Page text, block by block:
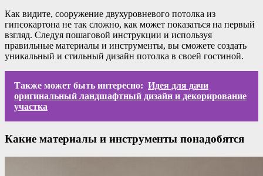
Как видите, сооружение двухуровневого потолка из
гипсокартона не так сложно, как может показаться на первый
взгляд. Следуя пошаговой инструкции и используя
правильные материалы и инструменты, вы сможете создать
уникальный и стильный дизайн потолка в своей гостиной.
Также может быть интересно: Идея для дачи
оригинальный ландшафтный дизайн и декорирование
участка
Какие материалы и инструменты понадобятся